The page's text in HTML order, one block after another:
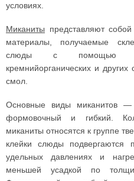
условиях.
Миканиты представляют
материалы, получаемые
слюды с помощью
кремнийорганических и
смол.
Основные виды миканитов —
формовочный и гибкий.
миканиты относятся к группе
клейки слюды подвергаются
удельных давлениях и
меньшей усадкой по